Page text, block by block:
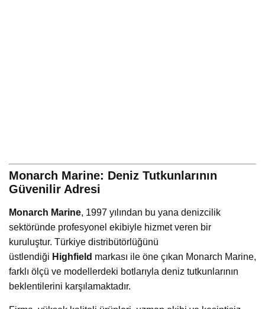
Monarch Marine: Deniz Tutkunlarının
Güvenilir Adresi
Monarch Marine, 1997 yılından bu yana denizcilik
sektöründe profesyonel ekibiyle hizmet veren bir
kuruluştur. Türkiye distribütörlüğünü
üstlendiği Highfield markası ile öne çıkan Monarch Marine,
farklı ölçü ve modellerdeki botlarıyla deniz tutkunlarının
beklentilerini karşılamaktadır.